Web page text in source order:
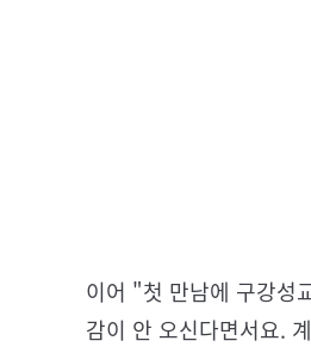
이어 "첫 만남에 구강성
감이 안 오신다면서요.